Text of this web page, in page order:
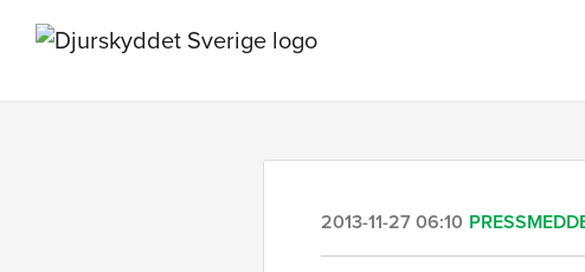
2013-11-27 06:10